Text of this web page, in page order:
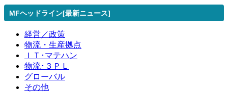
MFヘッドライン[最新ニュース]
経営／政策
物流・生産拠点
ＩＴ･マテハン
物流･３ＰＬ
グローバル
その他